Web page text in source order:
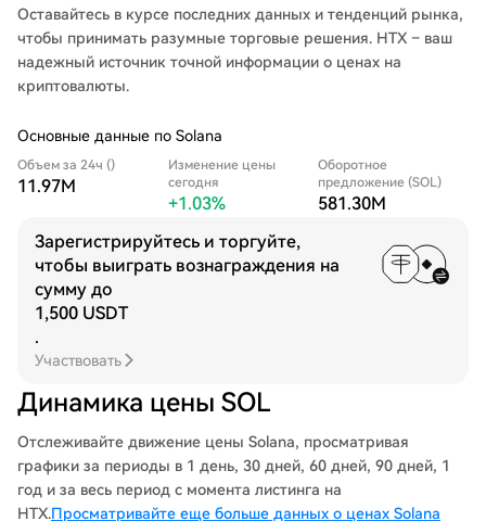
Оставайтесь в курсе последних данных и тенденций рынка,
чтобы принимать разумные торговые решения. HTX – ваш
надежный источник точной информации о ценах на
криптовалюты.
Основные данные по Solana
Объем за 24ч ()
11.97M
Изменение цены
сегодня
+1.03%
Оборотное
предложение (SOL)
581.30M
Зарегистрируйтесь и торгуйте,
чтобы выиграть вознаграждения на
сумму до
1,500 USDT
.
Участвовать
Динамика цены SOL
Отслеживайте движение цены Solana, просматривая
графики за периоды в 1 день, 30 дней, 60 дней, 90 дней, 1
год и за весь период с момента листинга на
HTX.Просматривайте еще больше данных о ценах Solana